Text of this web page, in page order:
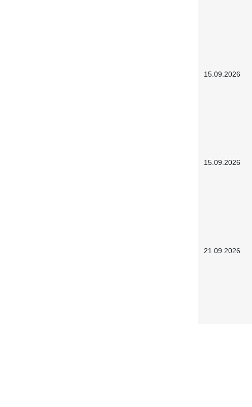
15.09.2026
15.09.2026
21.09.2026